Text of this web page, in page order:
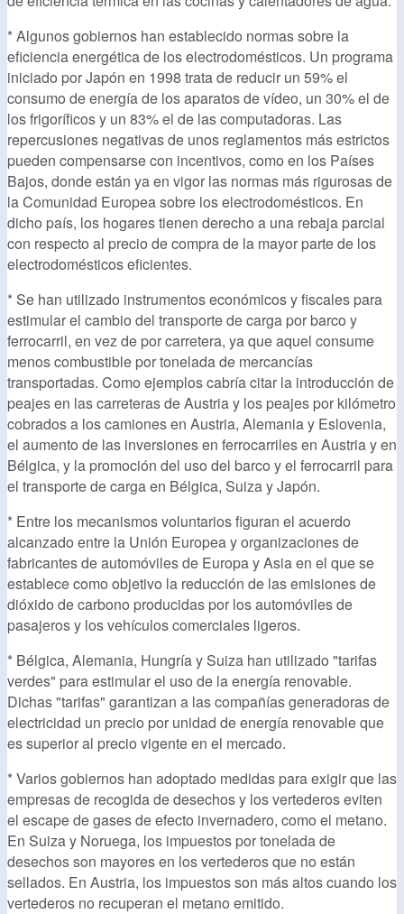
* Algunos gobiernos han establecido normas sobre la
eficiencia energética de los electrodomésticos. Un programa
iniciado por Japón en 1998 trata de reducir un 59% el
consumo de energía de los aparatos de vídeo, un 30% el de
los frigoríficos y un 83% el de las computadoras. Las
repercusiones negativas de unos reglamentos más estrictos
pueden compensarse con incentivos, como en los Países
Bajos, donde están ya en vigor las normas más rigurosas de
la Comunidad Europea sobre los electrodomésticos. En
dicho país, los hogares tienen derecho a una rebaja parcial
con respecto al precio de compra de la mayor parte de los
electrodomésticos eficientes.
* Se han utilizado instrumentos económicos y fiscales para
estimular el cambio del transporte de carga por barco y
ferrocarril, en vez de por carretera, ya que aquel consume
menos combustible por tonelada de mercancías
transportadas. Como ejemplos cabría citar la introducción de
peajes en las carreteras de Austria y los peajes por kilómetro
cobrados a los camiones en Austria, Alemania y Eslovenia,
el aumento de las inversiones en ferrocarriles en Austria y en
Bélgica, y la promoción del uso del barco y el ferrocarril para
el transporte de carga en Bélgica, Suiza y Japón.
* Entre los mecanismos voluntarios figuran el acuerdo
alcanzado entre la Unión Europea y organizaciones de
fabricantes de automóviles de Europa y Asia en el que se
establece como objetivo la reducción de las emisiones de
dióxido de carbono producidas por los automóviles de
pasajeros y los vehículos comerciales ligeros.
* Bélgica, Alemania, Hungría y Suiza han utilizado "tarifas
verdes" para estimular el uso de la energía renovable.
Dichas "tarifas" garantizan a las compañías generadoras de
electricidad un precio por unidad de energía renovable que
es superior al precio vigente en el mercado.
* Varios gobiernos han adoptado medidas para exigir que las
empresas de recogida de desechos y los vertederos eviten
el escape de gases de efecto invernadero, como el metano.
En Suiza y Noruega, los impuestos por tonelada de
desechos son mayores en los vertederos que no están
sellados. En Austria, los impuestos son más altos cuando los
vertederos no recuperan el metano emitido.